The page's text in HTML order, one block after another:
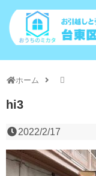
ホーム
hi3
2022/2/17